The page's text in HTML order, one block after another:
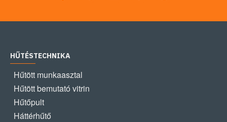
HŰTÉSTECHNIKA
Hűtött munkaasztal
Hűtött bemutató vitrin
Hűtőpult
Háttérhűtő